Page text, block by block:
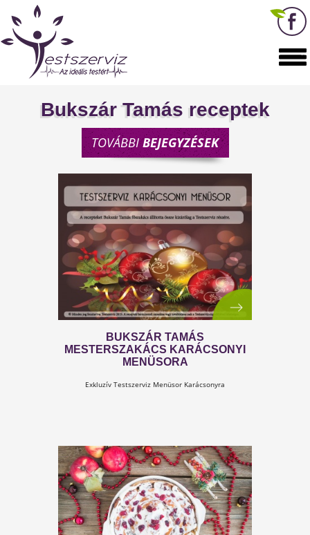
Bukszár Tamás receptek
TOVÁBBIBEJEGYZÉSEK
MENÜSORA
Exkluzív Testszerviz Menüsor Karácsonyra